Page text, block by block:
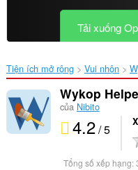
Tải xuống
Tiện ích mở rộng Vui nhộn
Wykop
của Nibito
4.2/ 5
Tổng số xếp hạng: